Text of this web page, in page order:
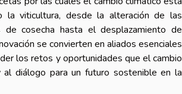
la viticultura, desde la alteración de las
de cosecha hasta el desplazamiento de
se convierten en aliados esenciales
los retos y oportunidades que el cambio
diálogo para un futuro sostenible en la